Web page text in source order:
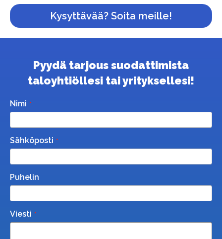
Kysyttävää? Soita meille!
Pyydä tarjous suodattimista
taloyhtiöllesi tai yrityksellesi!
Nimi
Sähköposti
Puhelin
Viesti